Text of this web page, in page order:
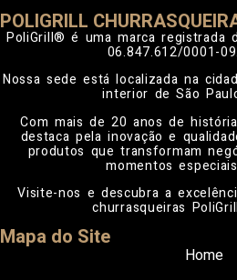
POLIGRILL
PoliGrill® é uma marca registrada
06.847.612/0001-09.
Nossa sede está localizada na
interior de São
Com mais de 20 anos de
destaca pela inovação e
produtos que transformam
momentos
Visite-nos e descubra a
churrasqueiras
Mapa do Site
Home